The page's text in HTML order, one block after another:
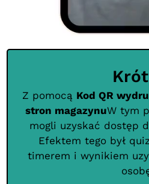
Z pomocą Kod QR
stron magazynuW tym
mogli uzyskać dostęp
Efektem tego był
timerem i wynikiem